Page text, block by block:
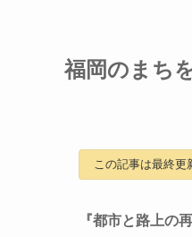
福岡のまち
この記事は最終更
『都市と路上の